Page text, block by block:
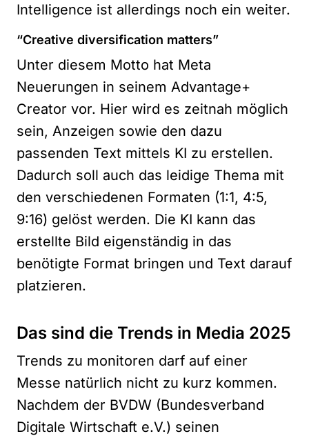
Intelligence ist allerdings noch ein weiter.
“Creative diversification matters”
Unter diesem Motto hat Meta
Neuerungen in seinem Advantage+
Creator vor. Hier wird es zeitnah möglich
sein, Anzeigen sowie den dazu
passenden Text mittels KI zu erstellen.
Dadurch soll auch das leidige Thema mit
den verschiedenen Formaten (1:1, 4:5,
9:16) gelöst werden. Die KI kann das
erstellte Bild eigenständig in das
benötigte Format bringen und Text darauf
platzieren.
Das sind die Trends in Media 2025
Trends zu monitoren darf auf einer
Messe natürlich nicht zu kurz kommen.
Nachdem der BVDW (Bundesverband
Digitale Wirtschaft e.V.) seinen